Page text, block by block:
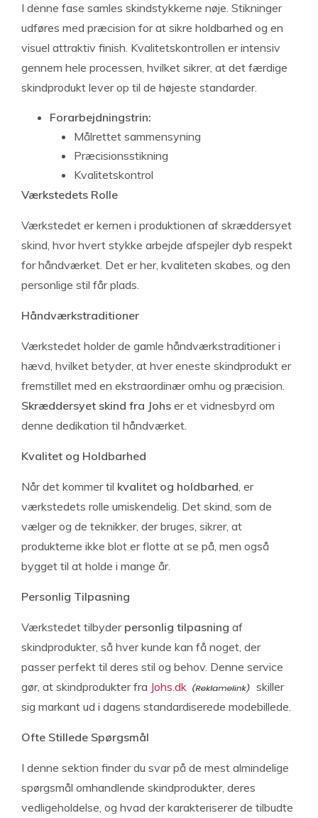
I denne fase samles skindstykkerne nøje. Stikninger
udføres med præcision for at sikre holdbarhed og en
visuel attraktiv finish. Kvalitetskontrollen er intensiv
gennem hele processen, hvilket sikrer, at det færdige
skindprodukt lever op til de højeste standarder.
Forarbejdningstrin:
Målrettet sammensyning
Præcisionsstikning
Kvalitetskontrol
Værkstedets Rolle
Værkstedet er kernen i produktionen af skræddersyet
skind, hvor hvert stykke arbejde afspejler dyb respekt
for håndværket. Det er her, kvaliteten skabes, og den
personlige stil får plads.
Håndværkstraditioner
Værkstedet holder de gamle håndværkstraditioner i
hævd, hvilket betyder, at hver eneste skindprodukt er
fremstillet med en ekstraordinær omhu og præcision.
Skræddersyet skind fra Johs er et vidnesbyrd om
denne dedikation til håndværket.
Kvalitet og Holdbarhed
Når det kommer til kvalitet og holdbarhed, er
værkstedets rolle umiskendelig. Det skind, som de
vælger og de teknikker, der bruges, sikrer, at
produkterne ikke blot er flotte at se på, men også
bygget til at holde i mange år.
Personlig Tilpasning
Værkstedet tilbyder personlig tilpasning af
skindprodukter, så hver kunde kan få noget, der
passer perfekt til deres stil og behov. Denne service
gør, at skindprodukter fra Johs.dk
skiller
sig markant ud i dagens standardiserede modebillede.
Ofte Stillede Spørgsmål
I denne sektion finder du svar på de mest almindelige
spørgsmål omhandlende skindprodukter, deres
vedligeholdelse, og hvad der karakteriserer de tilbudte